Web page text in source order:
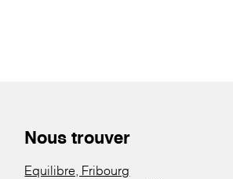
Nous trouver
Equilibre, Fribourg